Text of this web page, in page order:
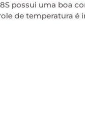
possui uma boa
de temperatura é